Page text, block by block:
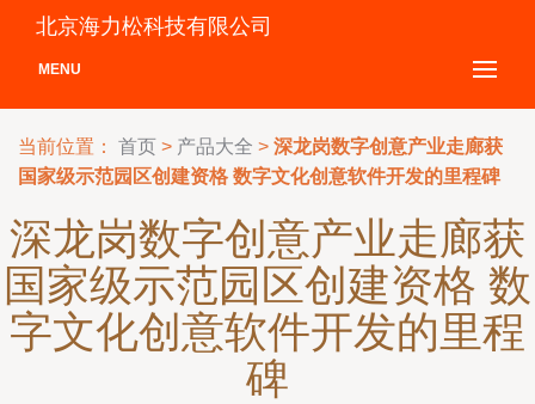
北京海力松科技有限公司
MENU
当前位置： 首页 > 产品大全 > 深龙岗数字创意产业走廊获
国家级示范园区创建资格 数字文化创意软件开发的里程碑
深龙岗数字创意产业走廊获
国家级示范园区创建资格 数
字文化创意软件开发的里程
碑